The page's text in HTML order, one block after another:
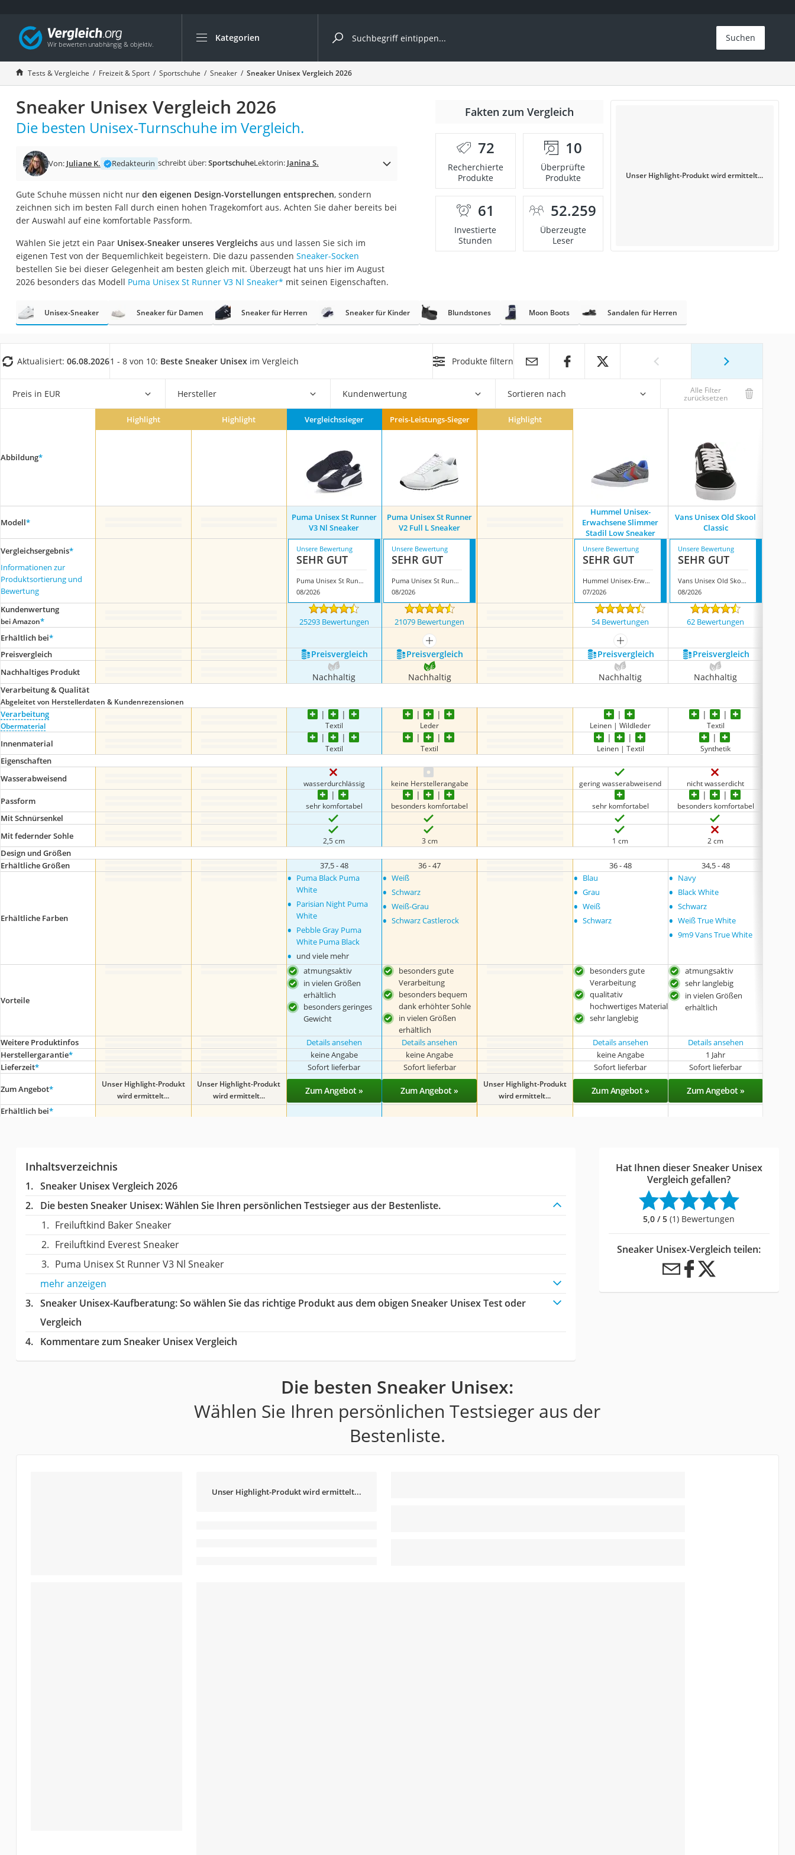
Kategorien
Die beliebtesten Vergleiche nach Kategorie
Freizeit & Sport
Gartentrampolin
Trampolin
Metalldetektor
Eufab-Fahrradträger
Trampolin 366 cm
Aluminium-Koffer
Futterboot
E-Bike-Dreirad
Trekkingschuhe Herren
Klimmzugstation
Faltschloss
Handgepäck-Koffer
Vibrationsplatte
Wanderschuhe Herren
Suchen
Tests & Vergleiche Freizeit & Sport Sportschuhe Sneaker Sneaker Unisex Vergleich 2026
Sneaker Unisex Vergleich 2026
Die besten Unisex-Turnschuhe im Vergleich.
Von: Juliane K. Redakteurin schreibt über:SportschuheLektorin: Janina S.
Gute Schuhe müssen nicht nur den eigenen Design-Vorstellungen entsprechen, sondern
zeichnen sich im besten Fall durch einen hohen Tragekomfort aus. Achten Sie daher bereits bei
der Auswahl auf eine komfortable Passform.
Wählen Sie jetzt ein Paar Unisex-Sneaker unseres Vergleichsaus und lassen Sie sich im
eigenen Test von der Bequemlichkeit begeistern. Die dazu passenden Sneaker-Socken
bestellen Sie bei dieser Gelegenheit am besten gleich mit. Überzeugt hat uns hier im August
2026 besonders das Modell Puma Unisex St Runner V3 Nl Sneaker* mit seinen Eigenschaften.
Fakten zum Vergleich
72
Recherchierte
Produkte
10
Überprüfte
Produkte
61
Investierte
Stunden
52.259
Überzeugte
Leser
Unser Highlight-Produkt wird ermittelt...
Unisex-Sneaker Sneaker für Damen Sneaker für Herren Sneaker für Kinder Blundstones Moon Boots Sandalen für Herren
Aktualisiert: 06.08.20261 - 8 von 10: Beste Sneaker Unisex im Vergleich Produkte filtern
Preis in EUR Hersteller Kundenwertung Sortieren nach Alle Filter
zurücksetzen
Abbildung*
Highlight Highlight Vergleichssieger Preis-Leistungs-Sieger Highlight
Modell*
Puma Unisex St Runner
V3 Nl Sneaker
Puma Unisex St Runner
V2 Full L Sneaker
Hummel Unisex-
Erwachsene Slimmer
Stadil Low Sneaker
Vans Unisex Old Skool
Classic
Vergleichsergebnis*
Informationen zur
Produktsortierung und
Bewertung
Unsere Bewertung
SEHR GUT
Puma Unisex St Runner V3 Nl Sneaker
08/2026
Unsere Bewertung
SEHR GUT
Puma Unisex St Runner V2 Full L Sneaker
08/2026
Unsere Bewertung
SEHR GUT
Hummel Unisex-Erwachsene Slimmer Stadil Low Sneaker
07/2026
Unsere Bewertung
SEHR GUT
Vans Unisex Old Skool Classic
08/2026
Kundenwertung
bei Amazon* 25293 Bewertungen 21079 Bewertungen 54 Bewertungen 62 Bewertungen
Erhältlich bei*
mehr anzeigen
mehr anzeigen
Preis­vergleich
Preis­vergleich Preis­vergleich Preis­vergleich Preis­vergleich
Nachhaltiges Produkt Nachhaltig Nachhaltig Nachhaltig Nachhaltig
Verarbeitung & Qualität
Abgeleitet von Herstellerdaten & Kundenrezensionen
Verarbeitung
Obermaterial Textil Leder Leinen | Wildleder Textil
Innenmaterial Textil Textil Leinen | Textil Synthetik
Eigenschaften
Wasserabweisend
wasserdurchlässig keine Herstellerangabe gering wasserabweisend nicht wasserdicht
Passform sehr komfortabel besonders komfortabel sehr komfortabel besonders komfortabel
Mit Schnürsenkel
Mit federnder Sohle
2,5 cm 3 cm 1 cm 2 cm
Design und Größen
Erhältliche Größen
37,5 - 48 36 - 47 36 - 48 34,5 - 48
Erhältliche Farben
• Puma Black Puma
White
• Parisian Night Puma
White
• Pebble Gray Puma
White Puma Black
• und viele mehr
• Weiß
• Schwarz
• Weiß-Grau
• Schwarz Castlerock
• Blau
• Grau
• Weiß
• Schwarz
• Navy
• Black White
• Schwarz
• Weiß True White
• 9m9 Vans True White
Vorteile
atmungsaktiv
in vielen Größen
erhältlich
besonders geringes
Gewicht
besonders gute
Verarbeitung
besonders bequem
dank erhöhter Sohle
in vielen Größen
erhältlich
besonders gute
Verarbeitung
qualitativ
hochwertiges Material
sehr langlebig
atmungsaktiv
sehr langlebig
in vielen Größen
erhältlich
Weitere Produktinfos Details ansehen Details ansehen Details ansehen Details ansehen
Herstellergarantie* keine Angabe keine Angabe keine Angabe
1 Jahr
Lieferzeit* Sofort lieferbar Sofort lieferbar Sofort lieferbar Sofort lieferbar
Zum Angebot*
Unser Highlight-Produkt
wird ermittelt...
Unser Highlight-Produkt
wird ermittelt...
Zum Angebot » Zum Angebot »
Unser Highlight-Produkt
wird ermittelt...
Zum Angebot » Zum Angebot »
Erhältlich bei*
Inhaltsverzeichnis
Sneaker Unisex Vergleich 2026
Die besten Sneaker Unisex:Wählen Sie Ihren persönlichen Testsieger aus der Bestenliste.
Freiluftkind Baker Sneaker
Freiluftkind Everest Sneaker
Puma Unisex St Runner V3 Nl Sneaker
mehr anzeigen
Sneaker Unisex-Kaufberatung: So wählen Sie das richtige Produkt aus dem obigen Sneaker Unisex Test oder
Vergleich
Kommentare zum Sneaker Unisex Vergleich
Hat Ihnen dieser Sneaker Unisex
Vergleich gefallen?
5,0 / 5 (1) Bewertungen
Sneaker Unisex-Vergleich teilen:
Die besten Sneaker Unisex:
Wählen Sie Ihren persönlichen Testsieger aus der
Bestenliste.
Unser Highlight-Produkt wird ermittelt...